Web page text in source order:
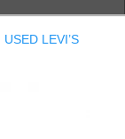
USED LEVI’S